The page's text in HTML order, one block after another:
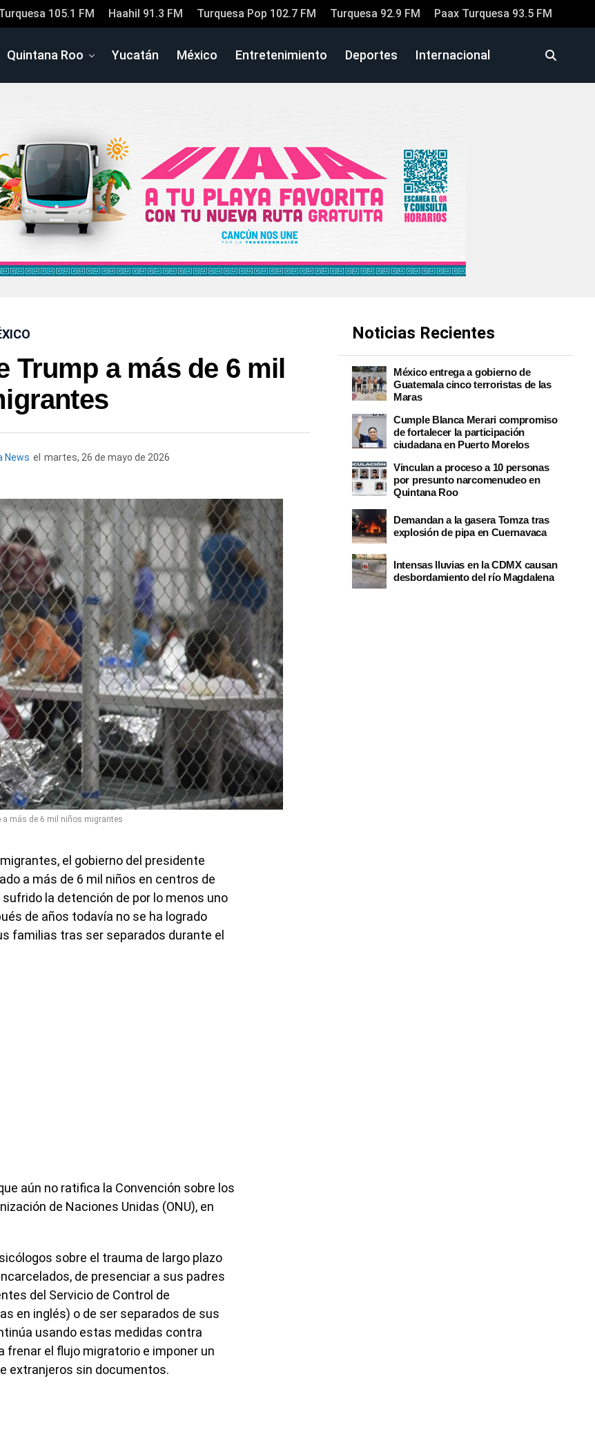
105.1 FM Haahil 91.3 FM Turquesa Pop 102.7 FM Turquesa 92.9 FM Paax Turquesa 93.5 FM
Quintana Roo Yucatán México Entretenimiento Deportes Internacional
Trump a más de 6 mil
News el martes, 26 de mayo de 2026
a más de 6 mil niños migrantes
el gobierno del presidente
a más de 6 mil niños en centros de
la detención de por lo menos uno
de años todavía no se ha logrado
familias tras ser separados durante el
aún no ratifica la Convención sobre los
de Naciones Unidas (ONU), en
sobre el trauma de largo plazo
de presenciar a sus padres
del Servicio de Control de
en inglés) o de ser separados de sus
usando estas medidas contra
frenar el flujo migratorio e imponer un
extranjeros sin documentos.
Noticias Recientes
México entrega a gobierno de
Guatemala cinco terroristas de las
Maras
Cumple Blanca Merari compromiso
de fortalecer la participación
ciudadana en Puerto Morelos
Vinculan a proceso a 10 personas
por presunto narcomenudeo en
Quintana Roo
Demandan a la gasera Tomza tras
explosión de pipa en Cuernavaca
Intensas lluvias en la CDMX causan
desbordamiento del río Magdalena